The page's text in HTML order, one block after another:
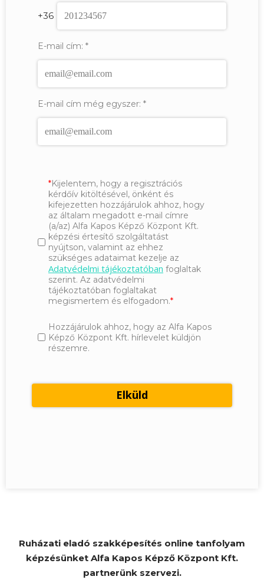
+36
E-mail cím: *
E-mail cím még egyszer: *
Kijelentem, hogy a regisztrációs
kérdőív kitöltésével, önként és
kifejezetten hozzájárulok ahhoz, hogy
az általam megadott e-mail címre
(a/az) Alfa Kapos Képző Központ Kft.
képzési értesítő szolgáltatást
nyújtson, valamint az ehhez
szükséges adataimat kezelje az
Adatvédelmi tájékoztatóban foglaltak
szerint. Az adatvédelmi
tájékoztatóban foglaltakat
megismertem és elfogadom.
Hozzájárulok ahhoz, hogy az Alfa Kapos
Képző Központ Kft. hírlevelet küldjön
részemre.
Ruházati eladó szakképesítés online tanfolyam
képzésünket Alfa Kapos Képző Központ Kft.
partnerünk szervezi.